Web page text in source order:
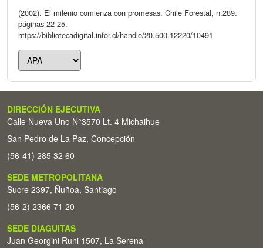
(2002). El milenio comienza con promesas. Chile Forestal, n.289.
páginas 22-25.
https://bibliotecadigital.infor.cl/handle/20.500.12220/10491
DIRECCIÓN EJECUTIVA
Calle Nueva Uno N°3570 Lt. 4 Michaihue -
San Pedro de La Paz, Concepción
(56-41) 285 32 60
SEDE METROPOLITANA
Sucre 2397, Ñuñoa, Santiago
(56-2) 2366 71 20
SEDE DIAGUITAS
Juan Georgini Runi 1507, La Serena